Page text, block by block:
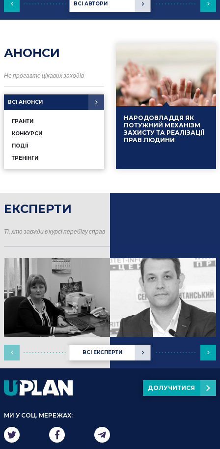
ВСІ АВТОРИ
АНОНСИ
Не прогавте цікавих заходів
ВСІ АНОНСИ
ГРАНТИ
КОНКУРСИ
ПОДІЇ
ТРЕНІНГИ
НАРОДОВЛАДДЯ ЯК
ПОТУЖНИЙ МЕХАНІЗМ
ЗАХИСТУ ТА РЕАЛІЗАЦІЇ
ПРАВ ЛЮДИНИ
ЕКСПЕРТИ
Ті, хто завжди в курсі перебігу справ
ВСІ ЕКСПЕРТИ
МИ У СОЦ. МЕРЕЖАХ:
ДОЛУЧИТИСЯ